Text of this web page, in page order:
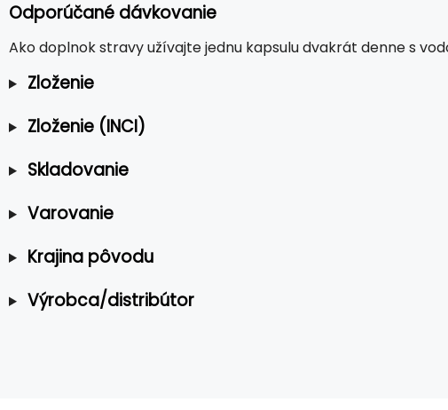
Odporúčané dávkovanie
Ako doplnok stravy užívajte jednu kapsulu dvakrát denne s
Zloženie
Zloženie (INCI)
Skladovanie
Varovanie
Krajina pôvodu
Výrobca/distribútor